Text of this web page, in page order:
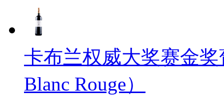
卡布兰权威大奖赛金奖
Blanc Rouge）